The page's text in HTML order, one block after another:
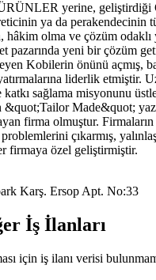
yerine,
ya da perakendecinin
olma ve çözüm odaklı
pazarında yeni bir çözüm
Kobilerin önünü açmış,
liderlik etmiştir.
sağlama misyonunu
&quot;Tailor Made&quot;
firma olmuştur.
çıkarmış,
firmaya özel geliştirmiştir.
Karş. Ersop Apt. No:33
İş İlanları
için iş ilanı verisi